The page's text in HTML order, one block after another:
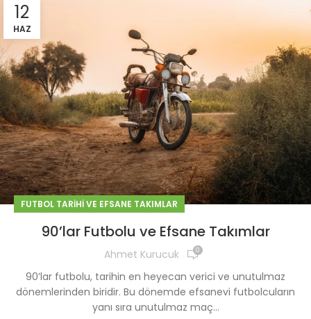
12
HAZ
FUTBOL TARIHI VE EFSANE TAKIMLAR
90’lar Futbolu ve Efsane Takımlar
Ahmet Kurucuk 0
90’lar futbolu, tarihin en heyecan verici ve unutulmaz
dönemlerinden biridir. Bu dönemde efsanevi futbolcuların
yanı sıra unutulmaz maç...